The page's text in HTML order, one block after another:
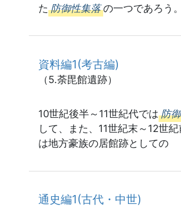
た 防御性集落 の一つであろう。
資料編1(考古編)
（5.荼毘館遺跡）
10世紀後半～11世紀代では 防
して、また、11世紀末～12世
は地方豪族の居館跡としての
通史編1(古代・中世)